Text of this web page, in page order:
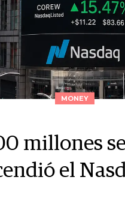
MONEY
millones
el